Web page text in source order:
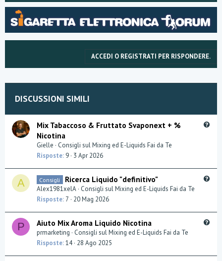
v
o
t
e
w
n
v
o
t
ACCEDI O REGISTRATI PER RISPONDERE.
DISCUSSIONI SIMILI
i
Mix Tabaccoso & Fruttato Svaponext + %
Nicotina
Gielle
Consigli sul Mixing ed E-Liquids Fai da Te
Risposte 9 3 Apr 2026
A Consigli Ricerca Liquido "definitivo"
Alex1981xelA Consigli sul Mixing ed E-Liquids Fai da Te
Risposte 7 20 Mag 2026
P Aiuto Mix Aroma Liquido Nicotina
prmarketing
Consigli sul Mixing ed E-Liquids Fai da Te
Risposte 14 28 Ago 2025